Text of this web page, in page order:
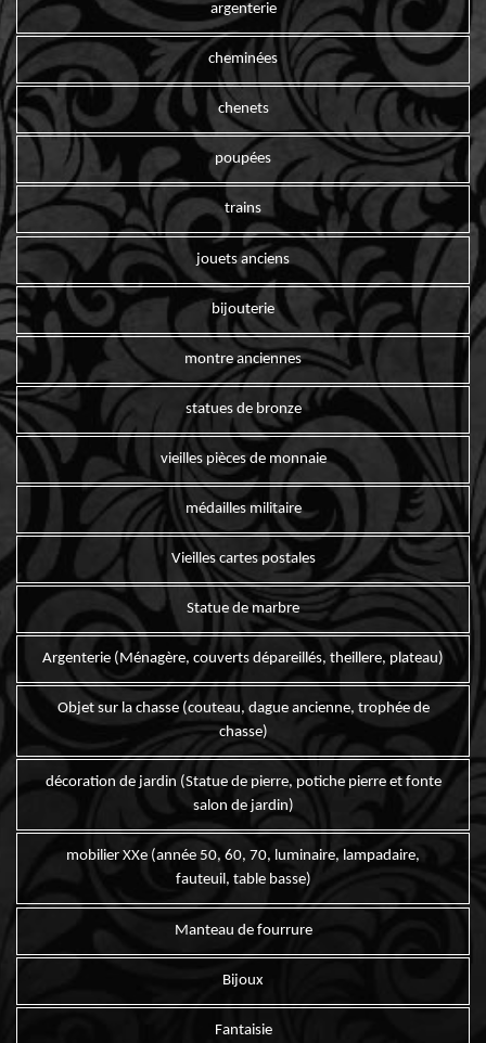
argenterie
cheminées
chenets
poupées
trains
jouets anciens
bijouterie
montre anciennes
statues de bronze
vieilles pièces de monnaie
médailles militaire
Vieilles cartes postales
Statue de marbre
Argenterie (Ménagère, couverts dépareillés, theillere, plateau)
Objet sur la chasse (couteau, dague ancienne, trophée de
chasse)
décoration de jardin (Statue de pierre, potiche pierre et fonte
salon de jardin)
mobilier XXe (année 50, 60, 70, luminaire, lampadaire,
fauteuil, table basse)
Manteau de fourrure
Bijoux
Fantaisie